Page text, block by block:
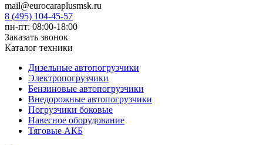
mail@eurocaraplusmsk.ru
8 (495) 104-45-57
пн-пт: 08:00-18:00
Заказать звонок
Каталог техники
Дизельные автопогрузчики
Электропогрузчики
Бензиновые автопогрузчики
Внедорожные автопогрузчики
Погрузчики боковые
Навесное оборудование
Тяговые АКБ